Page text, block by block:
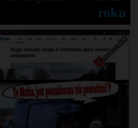
e
n
a
g
roku